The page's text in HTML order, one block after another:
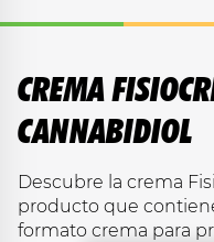
CREMA
CANNABIDIOL
Descubre la crema
producto que
formato crema para